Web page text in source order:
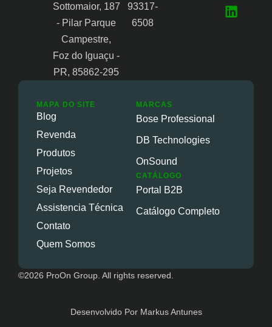
Sottomaior, 187
- Pilar Parque
Campestre,
Foz do Iguaçu -
PR, 85862-295
93317-
6508
MAPA DO SITE
Blog
Revenda
Produtos
Projetos
Seja Revendedor
Assistencia Técnica
Contato
Quem Somos
MARCAS
Bose Professional
DB Technologies
OnSound
CATÁLOGO
Portal B2B
Catálogo Completo
©2026 ProOn Group. All rights reserved.
Desenvolvido Por Markus Antunes